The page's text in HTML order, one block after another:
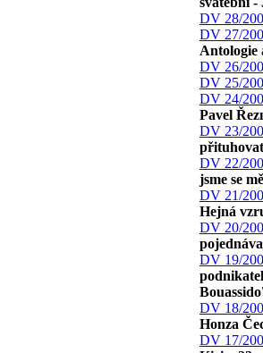
DV 28/
DV 27/
Antologie
DV 26/
DV 25/
DV 24/
Pavel
DV 23/
DV 22/
jsme se
DV 21/
Hejná
DV 20/
DV 19/
DV 18/
Honza
DV 17/